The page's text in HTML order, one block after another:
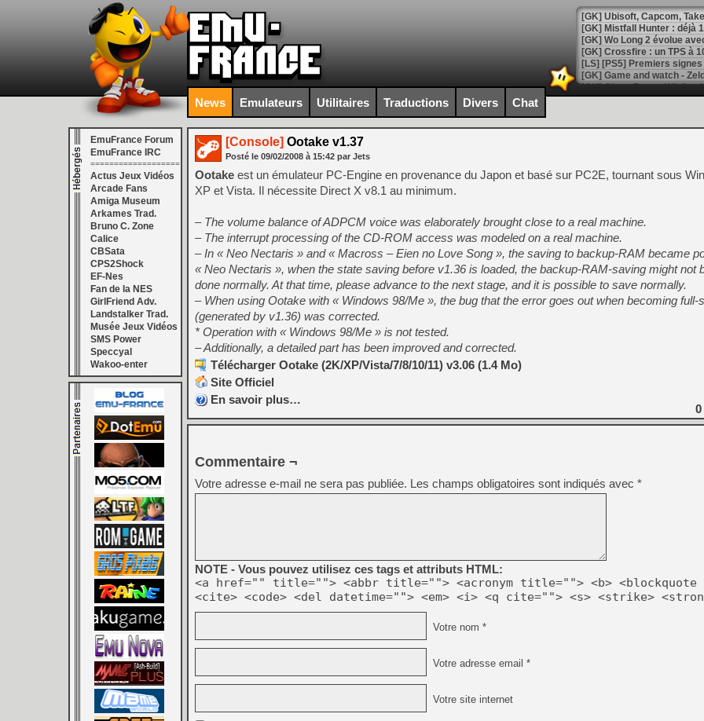
[GK] Mistfall Hunter : déjà
[GK] Wo Long 2 évolue
[GK] Crossfire : un TPS à
[LS] [PS5] Premiers
[Mo5] DOOM arrive en
[GK] Bethesda fête les 30
[GK] Roblox : l'action en
[GK] Agenda - GeForce
[GK] Devolver Digital en a
[LS] [PS5] ps5-y2jb-
[GK] Pourquoi Marvel
[GK] Test : Restory : Chill
[GK] GTA 6 : Rockstar
[GK] Hot Wheels Infinite
[GK] Mémoire cash -
[GK] Résultats Nintendo :
[GK] Déjà des
[Mo5] Brickboy cherche à
[GK] Minecraft et ses «
[GK] Beast of
[GK] Ubisoft : fin de partie
[GK] Mémoire cash -
[GK] Dan Houser (GTA)
[GK] Comment EA Sports
[GK] Crimson Moon : un
[GK] Isle of Reveries : le
[GK] Moonlighter 2 : The
[GK] Capcom relance
[Mo5] Deux inédits du
[GK] Le beat'em up The
[LTF] Eté 2026 - Séquence
News Emulateurs Utilitaires Traductions Divers Chat
EmuFrance Forum
EmuFrance IRC
===================
Actus Jeux Vidéos
Arcade Fans
Amiga Museum
Arkames Trad.
Bruno C. Zone
Calice
CBSata
CPS2Shock
EF-Nes
Fan de la NES
GirlFriend Adv.
Landstalker Trad.
Musée Jeux Vidéos
SMS Power
Speccyal
Wakoo-enter
[Console] Ootake v1.37
Posté le 09/02/2008 à 15:42 par Jets
Ootake est un émulateur PC-Engine en provenance du Japon et basé sur PC2E, tournant sous
XP et Vista. Il nécessite Direct X v8.1 au minimum.
– The volume balance of ADPCM voice was elaborately brought close to a real machine.
– The interrupt processing of the CD-ROM access was modeled on a real machine.
– In « Neo Nectaris » and « Macross – Eien no Love Song », the saving to backup-RAM became
« Neo Nectaris », when the state saving before v1.36 is loaded, the backup-RAM-saving might not
done normally. At that time, please advance to the next stage, and it is possible to save normally.
– When using Ootake with « Windows 98/Me », the bug that the error goes out when becoming full-
(generated by v1.36) was corrected.
* Operation with « Windows 98/Me » is not tested.
– Additionally, a detailed part has been improved and corrected.
Télécharger Ootake (2K/XP/Vista/7/8/10/11) v3.06 (1.4 Mo)
Site Officiel
En savoir plus…
0
Commentaire ¬
Votre adresse e-mail ne sera pas publiée. Les champs obligatoires sont indiqués avec *
NOTE - Vous pouvez utilisez ces tags et attributs HTML:
<a href="" title=""> <abbr title=""> <acronym title=""> <b> <blockquote
<cite> <code> <del datetime=""> <em> <i> <q cite=""> <s> <strike>
Votre nom *
Votre adresse email *
Votre site internet